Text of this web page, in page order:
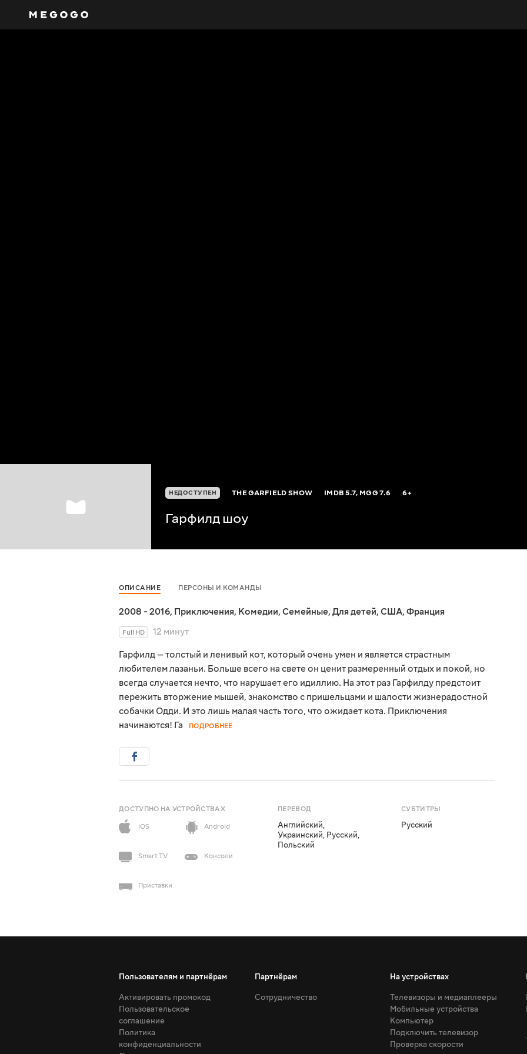
НЕДОСТУПЕН THE GARFIELD SHOW IMDB5.7, MGG7.6 6+
Гарфилд шоу
ОПИСАНИЕ ПЕРСОНЫ И КОМАНДЫ
2008 - 2016, Приключения, Комедии, Семейные, Для детей, США, Франция
Full HD
12 минут
Гарфилд — толстый и ленивый кот, который очень умен и является страстным
любителем лазаньи. Больше всего на свете он ценит размеренный отдых и покой, но
всегда случается нечто, что нарушает его идиллию. На этот раз Гарфилду предстоит
пережить вторжение мышей, знакомство с пришельцами и шалости жизнерадостной
собачки Одди. И это лишь малая часть того, что ожидает кота. Приключения
начинаются! Га
ПОДРОБНЕЕ
ДОСТУПНО НА УСТРОЙСТВАХ
iOS
Android
Smart TV Консоли
Приставки
ПЕРЕВОД
Английский,
Украинский, Русский,
Польский
СУБТИТРЫ
Русский
Пользователям и партнёрам
Активировать промокод
Пользовательское
соглашение
Политика
конфиденциальности
Партнёрам
Сотрудничество
На устройствах
Телевизоры и медиаплееры
Мобильные устройства
Компьютер
Подключить телевизор
Проверка скорости